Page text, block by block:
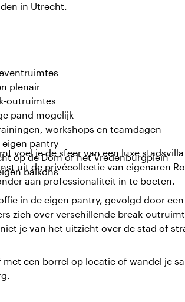
in Utrecht.
plenair
outruimtes
pand mogelijk
workshops en teamdagen
pantry
op de Dom of het Vredenburgplein
balkons
voel je de sfeer van een luxe
uit de privécollectie van eigenaren
aan professionaliteit in te boeten.
in de eigen pantry, gevolgd door
zich over verschillende break-
je van het uitzicht over de stad of
een borrel op locatie of wandel je